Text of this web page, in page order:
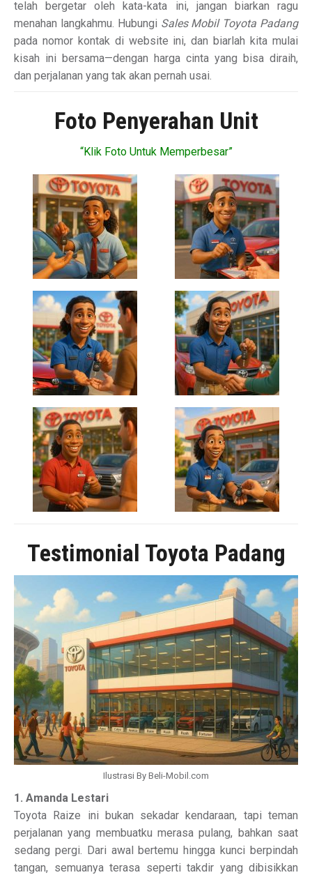
telah bergetar oleh kata-kata ini, jangan biarkan ragu
menahan langkahmu. Hubungi Sales Mobil Toyota Padang
pada nomor kontak di website ini, dan biarlah kita mulai
kisah ini bersama—dengan harga cinta yang bisa diraih,
dan perjalanan yang tak akan pernah usai.
Foto Penyerahan Unit
“Klik Foto Untuk Memperbesar”
Testimonial Toyota Padang
Ilustrasi By Beli-Mobil.com
1. Amanda Lestari
Toyota Raize ini bukan sekadar kendaraan, tapi teman
perjalanan yang membuatku merasa pulang, bahkan saat
sedang pergi. Dari awal bertemu hingga kunci berpindah
tangan, semuanya terasa seperti takdir yang dibisikkan